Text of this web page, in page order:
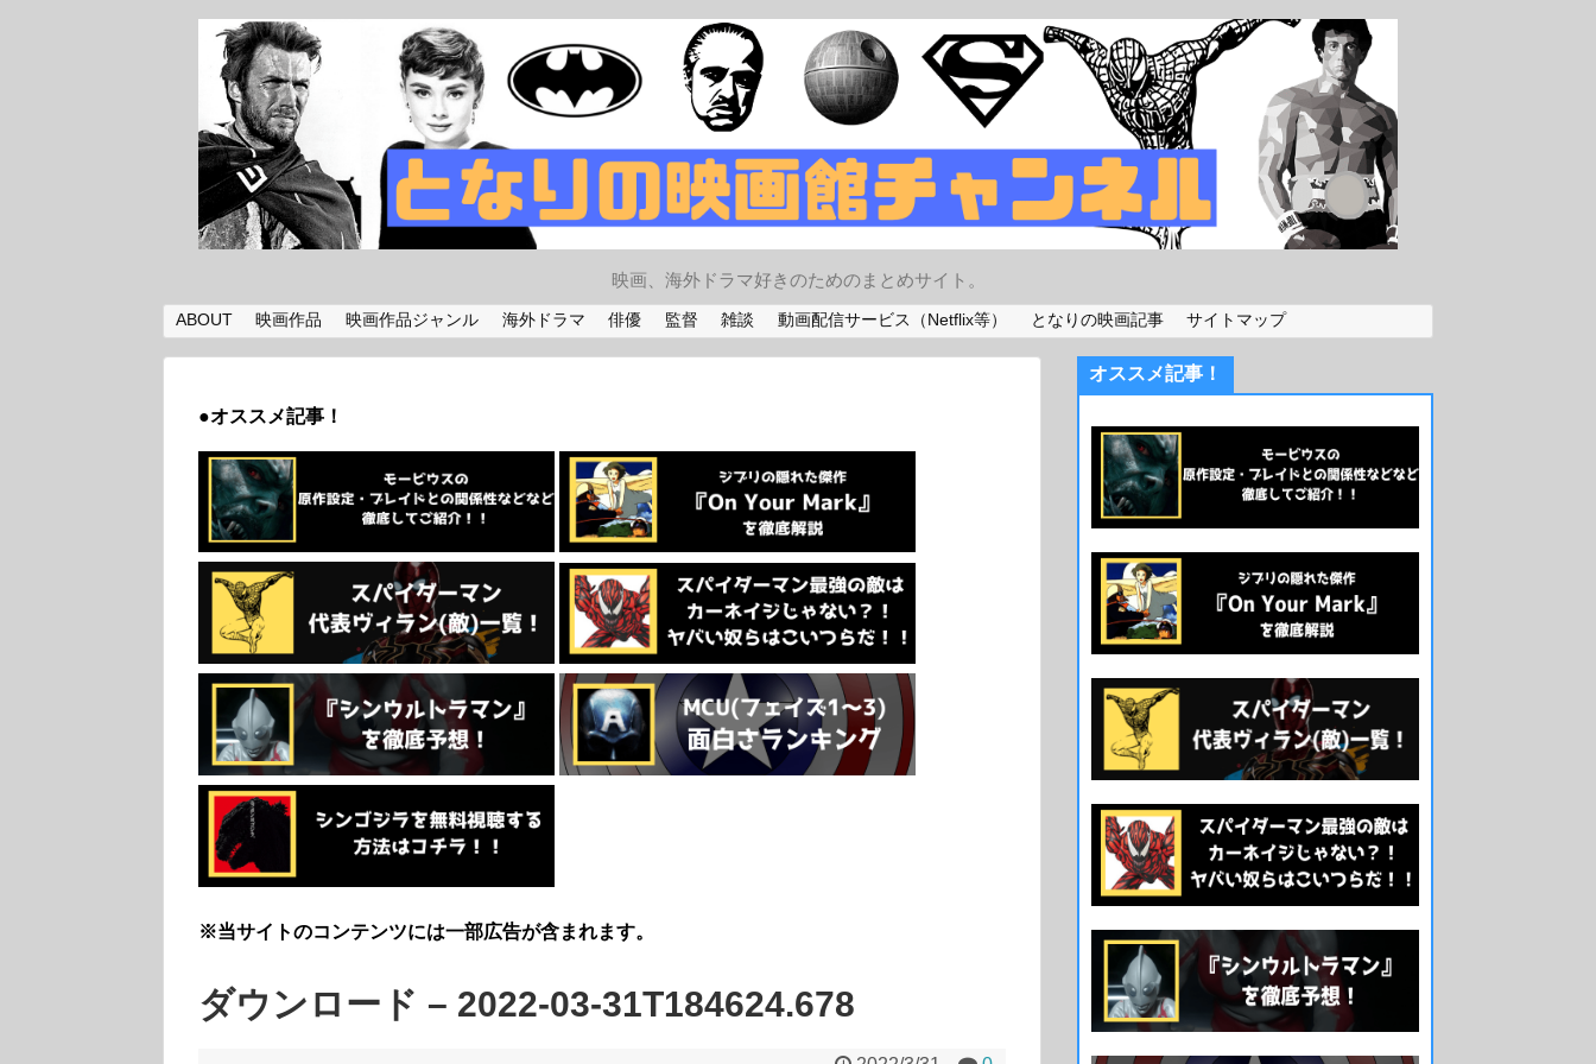
映画、海外ドラマ好きのためのまとめサイト。
ABOUT 映画作品 映画作品ジャンル 海外ドラマ 俳優 監督 雑談 動画配信サービス（Netflix等） となりの映画記事 サイトマップ
●オススメ記事！
※当サイトのコンテンツには一部広告が含まれます。
ダウンロード – 2022-03-31T184624.678
オススメ記事！